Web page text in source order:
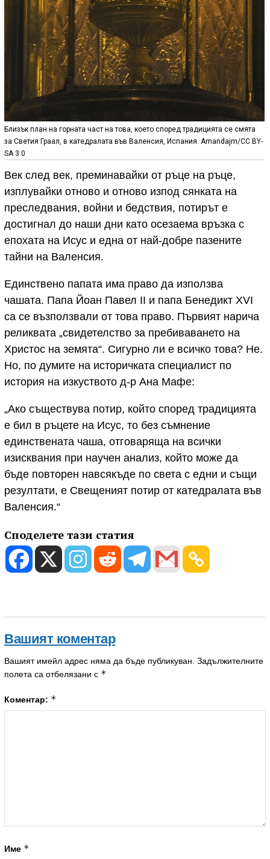
Близък план на горната част на това, което според традицията се смята
за Светия Граал, в катедралата във Валенсия, Испания. Amandajm/CC BY-
SA 3.0
Век след век, преминавайки от ръце на ръце,
изплувайки отново и отново изпод сянката на
преследвания, войни и бедствия, потирът е
достигнал до наши дни като осезаема връзка с
епохата на Исус и една от най-добре пазените
тайни на Валенсия.
Единствено папата има право да използва
чашата. Папа Йоан Павел II и папа Бенедикт XVI
са се възползвали от това право. Първият нарича
реликвата „свидетелство за пребиваването на
Христос на земята“. Сигурно ли е всичко това? Не.
Но, по думите на историчката специалист по
история на изкуството д-р Ана Мафе:
„Ако съществува потир, който според традицията
е бил в ръцете на Исус, то без съмнение
единствената чаша, отговаряща на всички
изисквания при научен анализ, който може да
бъде повторен навсякъде по света с едни и същи
резултати, е Свещеният потир от катедралата във
Валенсия.“
Споделете тази статия
Вашият коментар
Вашият имейл адрес няма да бъде публикуван. Задължителните
полета са отбелязани с *
Коментар: *
Име *